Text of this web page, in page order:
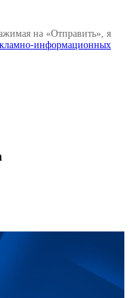
на «Отправить», я
информационных